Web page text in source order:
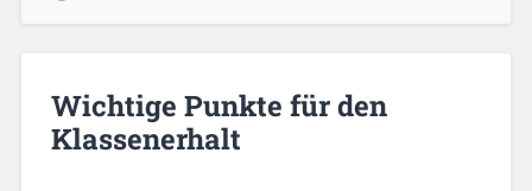
Wichtige Punkte für den
Klassenerhalt